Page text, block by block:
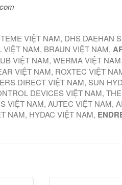
VIỆT NAM, DHS DAEHAN
NAM, BRAUN VIỆT NAM,
VIỆT NAM, WERMA VIỆT
VIỆT NAM, ROXTEC VIỆT
DIRECT VIỆT NAM, SUN
DEVICES VIỆT NAM,
VIỆT NAM, AUTEC VIỆT NAM,
NAM, HYDAC VIỆT NAM,